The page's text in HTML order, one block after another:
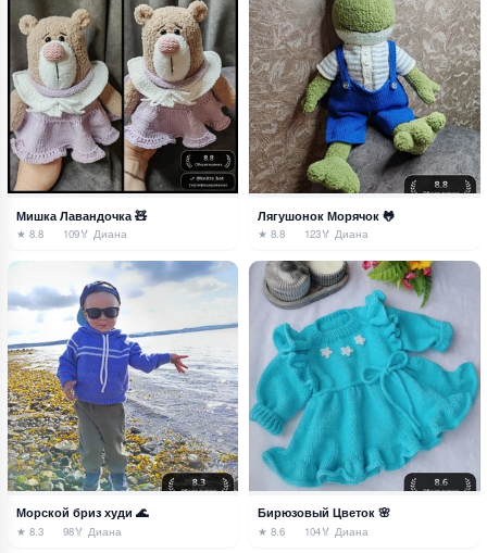
Мишка Лавандочка 🧸
★ 8.8 109🏅 Диана
Лягушонок Морячок 🐸
★ 8.8 123🏅 Диана
Морской бриз худи 🌊
★ 8.3 98🏅 Диана
Бирюзовый Цветок 🌸
★ 8.6 104🏅 Диана